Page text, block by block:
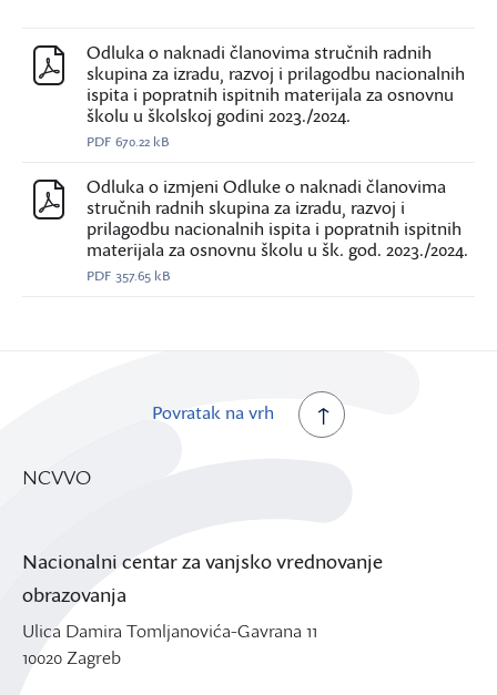
Odluka o naknadi članovima stručnih radnih
skupina za izradu, razvoj i prilagodbu nacionalnih
ispita i popratnih ispitnih materijala za osnovnu
školu u školskoj godini 2023./2024.
PDF 670.22 kB
Odluka o izmjeni Odluke o naknadi članovima
stručnih radnih skupina za izradu, razvoj i
prilagodbu nacionalnih ispita i popratnih ispitnih
materijala za osnovnu školu u šk. god. 2023./2024.
PDF 357.65 kB
Povratak na vrh
NCVVO
Nacionalni centar za vanjsko vrednovanje
obrazovanja
Ulica Damira Tomljanovića-Gavrana 11
10020 Zagreb